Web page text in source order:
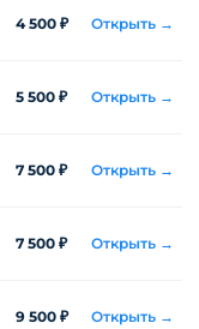
4 500 ₽ Открыть →
5 500 ₽ Открыть →
7 500 ₽ Открыть →
7 500 ₽ Открыть →
9 500 ₽ Открыть →